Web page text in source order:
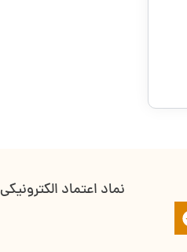
نماد اعتماد الکترونیکی